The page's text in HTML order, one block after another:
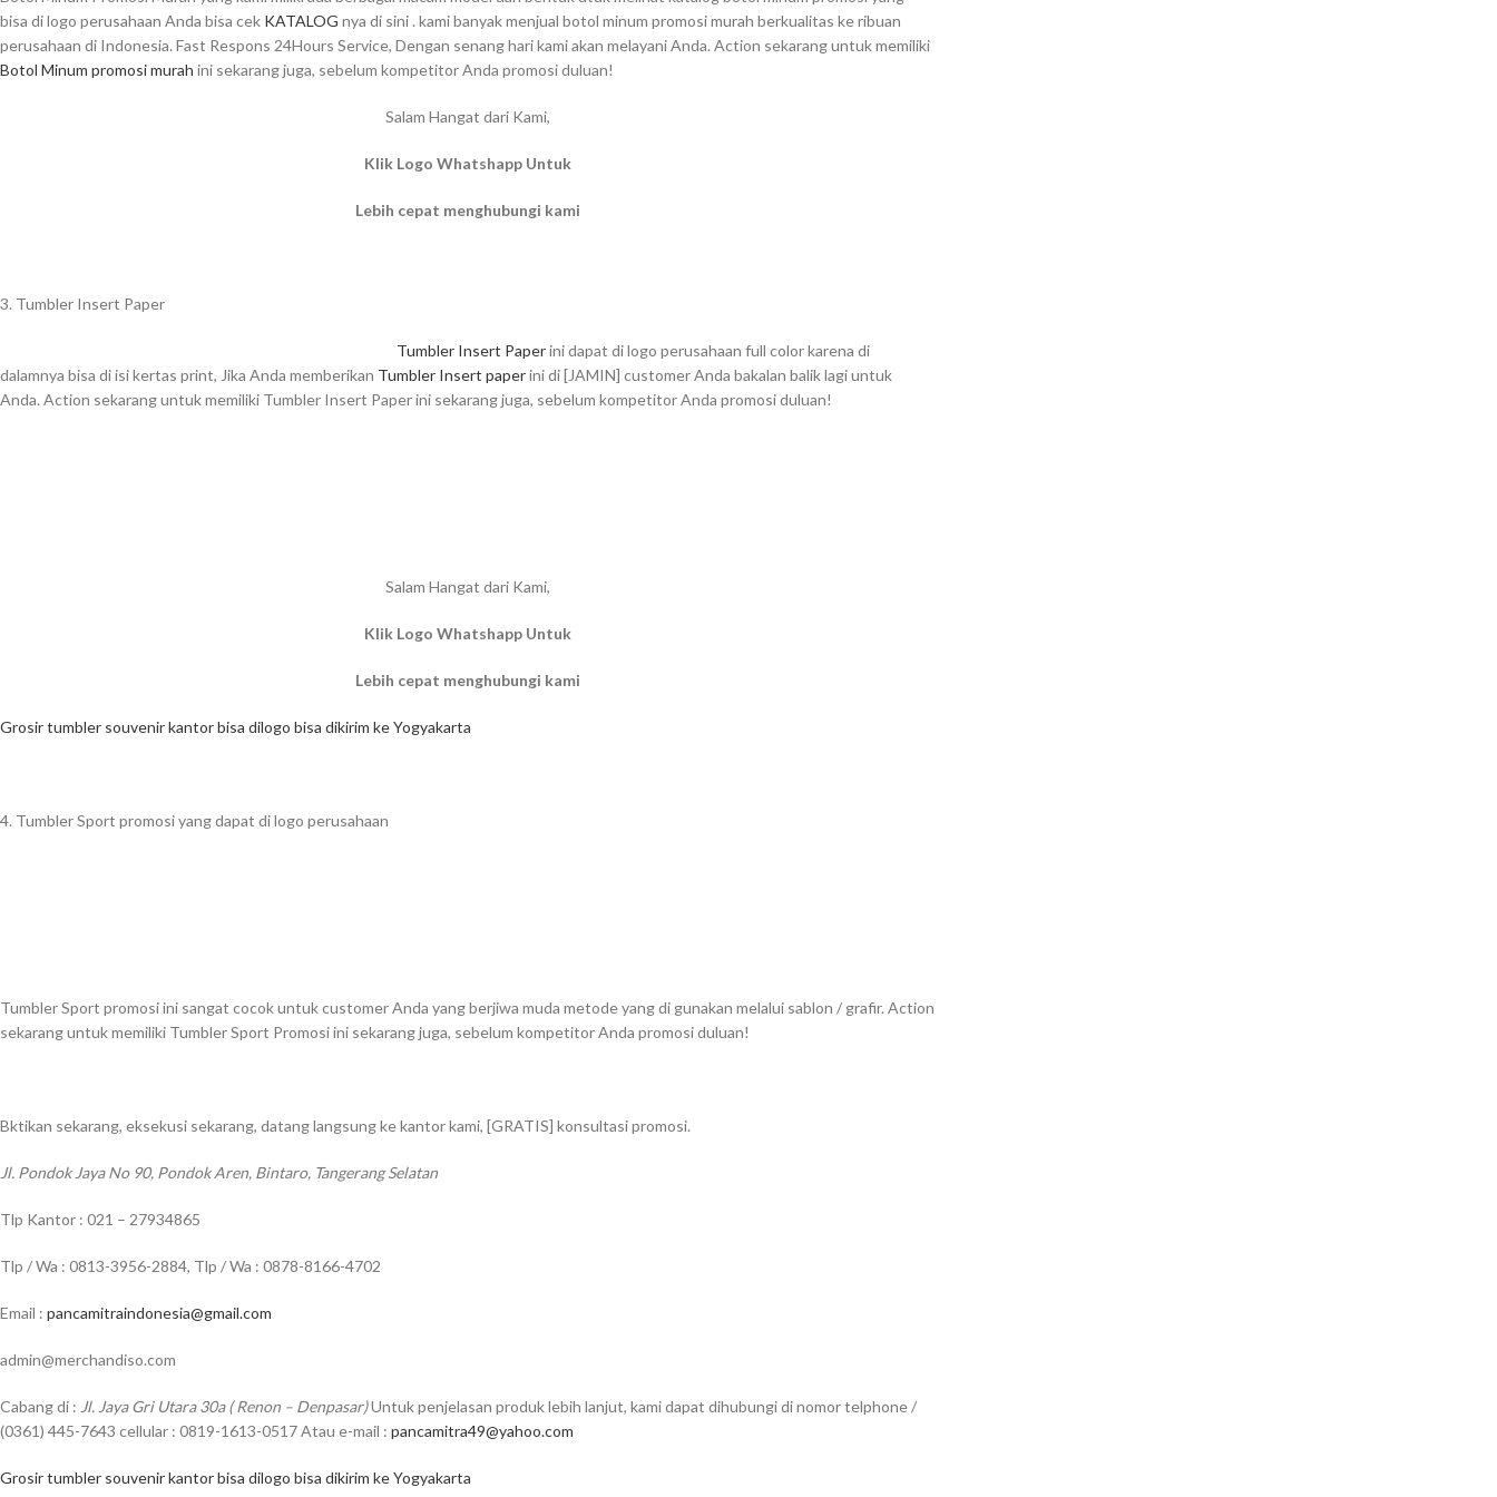
bisa di logo perusahaan Anda bisa cek KATALOG nya di sini . kami banyak menjual botol minum promosi murah berkualitas ke ribuan
perusahaan di Indonesia. Fast Respons 24Hours Service, Dengan senang hari kami akan melayani Anda. Action sekarang untuk memiliki
Botol Minum promosi murah ini sekarang juga, sebelum kompetitor Anda promosi duluan!
Salam Hangat dari Kami,
Klik Logo Whatshapp Untuk
Lebih cepat menghubungi kami
3. Tumbler Insert Paper
Tumbler Insert Paperini dapat di logo perusahaan full color karena di
dalamnya bisa di isi kertas print, Jika Anda memberikan Tumbler Insert paperini di [JAMIN] customer Anda bakalan balik lagi untuk
Anda. Action sekarang untuk memiliki Tumbler Insert Paper ini sekarang juga, sebelum kompetitor Anda promosi duluan!
Salam Hangat dari Kami,
Klik Logo Whatshapp Untuk
Lebih cepat menghubungi kami
Grosir tumbler souvenir kantor bisa dilogo bisa dikirim ke Yogyakarta
4. Tumbler Sport promosi yang dapat di logo perusahaan
Tumbler Sport promosi ini sangat cocok untuk customer Anda yang berjiwa muda metode yang di gunakan melalui sablon / grafir. Action
sekarang untuk memiliki Tumbler Sport Promosi ini sekarang juga, sebelum kompetitor Anda promosi duluan!
Bktikan sekarang, eksekusi sekarang, datang langsung ke kantor kami, [GRATIS] konsultasi promosi.
Jl. Pondok Jaya No 90, Pondok Aren, Bintaro, Tangerang Selatan
Tlp Kantor : 021 – 27934865
Tlp / Wa : 0813-3956-2884, Tlp / Wa : 0878-8166-4702
Email : pancamitraindonesia@gmail.com
admin@merchandiso.com
Cabang di : Jl. Jaya Gri Utara 30a ( Renon – Denpasar)Untuk penjelasan produk lebih lanjut, kami dapat dihubungi di nomor telphone /
(0361) 445-7643 cellular : 0819-1613-0517 Atau e-mail : pancamitra49@yahoo.com
Grosir tumbler souvenir kantor bisa dilogo bisa dikirim ke Yogyakarta